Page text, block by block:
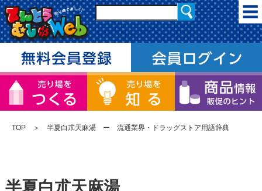
TOP ＞ 半夏白朮天麻湯 ー 流通業界・ドラッグストア用語辞典
半夏白朮天麻湯